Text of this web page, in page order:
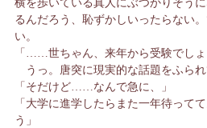
横を歩いている真人にぶつかりそう
るんだろう、恥ずかしいったらない
い。
「……世ちゃん、来年から受験でしょ
うっ。唐突に現実的な話題をふられ
「そだけど……なんで急に、」
「大学に進学したらまた一年待って
う」